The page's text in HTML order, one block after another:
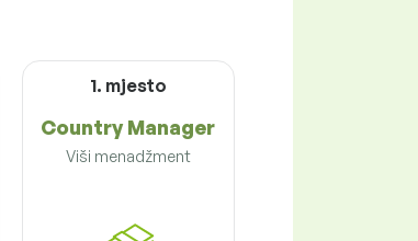
1. mjesto
Country Manager
Viši menadžment